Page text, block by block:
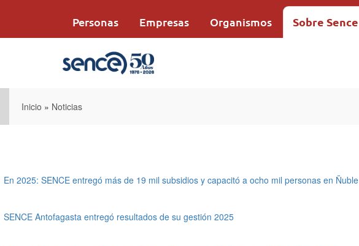
Personas Empresas Organismos Sobre Sence
Inicio » Noticias
En 2025: SENCE entregó más de 19 mil subsidios y capacitó a ocho mil personas en Ñuble
SENCE Antofagasta entregó resultados de su gestión 2025